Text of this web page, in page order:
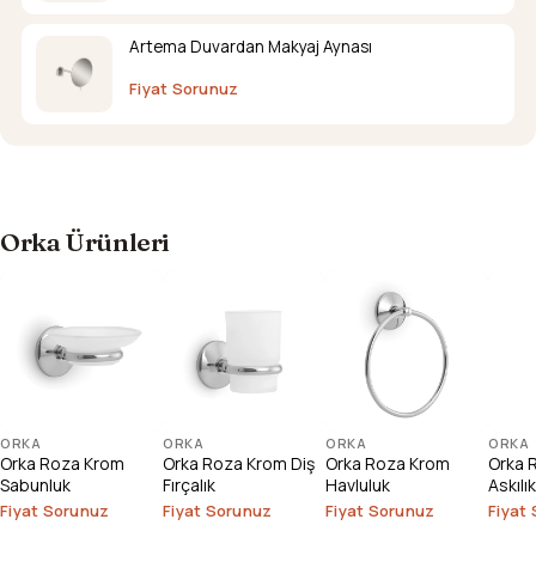
Artema Duvardan Makyaj Aynası
Fiyat Sorunuz
Orka Ürünleri
ORKA
Orka Roza Krom
Sabunluk
Fiyat Sorunuz
ORKA
Orka Roza Krom Diş
Fırçalık
Fiyat Sorunuz
ORKA
Orka Roza Krom
Havluluk
Fiyat Sorunuz
ORKA
Orka
Askılık
Fiyat